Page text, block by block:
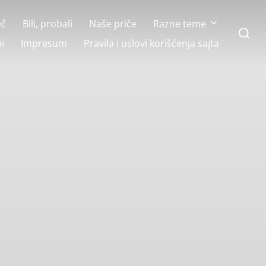
Bili, probali Naše priče
Razne teme
Impresum Pravila i uslovi korišćenja sajta
Search